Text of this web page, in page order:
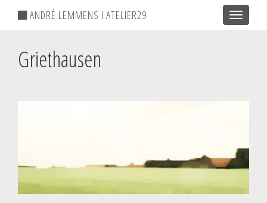
Toggle
ANDRÉ LEMMENS I ATELIER29
Griethausen